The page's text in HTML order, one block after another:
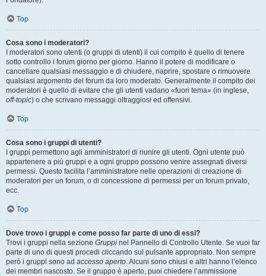
Top
Cosa sono i moderatori?
I moderatori sono utenti (o gruppi di utenti) il cui compito è quello di tenere
sotto controllo i forum giorno per giorno. Hanno il potere di modificare o
cancellare qualsiasi messaggio e di chiudere, riaprire, spostare o rimuovere
qualsiasi argomento del forum da loro moderato. Generalmente il compito dei
moderatori è quello di evitare che gli utenti vadano «fuori tema» (in inglese,
off-topic) o che scrivano messaggi oltraggiosi ed offensivi.
Top
Cosa sono i gruppi di utenti?
I gruppi permettono agli amministratori di riunire gli utenti. Ogni utente può
appartenere a più gruppi e a ogni gruppo possono venire assegnati diversi
permessi. Questo facilita l’amministratore nelle operazioni di creazione di
moderatori per un forum, o di concessione di permessi per un forum privato,
ecc.
Top
Dove trovo i gruppi e come posso far parte di uno di essi?
Trovi i gruppi nella sezione Gruppi nel Pannello di Controllo Utente. Se vuoi far
parte di uno di questi procedi cliccando sul pulsante appropriato. Non sempre
però i gruppi sono ad accesso aperto. Alcuni sono chiusi e altri hanno l’elenco
dei membri nascosto. Se il gruppo è aperto, puoi chiedere l’ammissione